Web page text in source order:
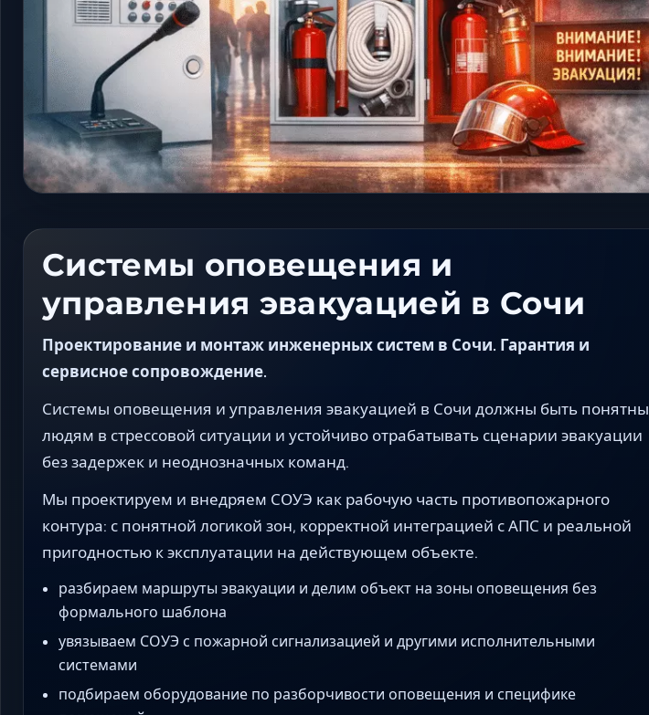
Системы оповещения и
управления эвакуацией в Сочи
Проектирование и монтаж инженерных систем в Сочи. Гарантия и
сервисное сопровождение.
Системы оповещения и управления эвакуацией в Сочи должны быть понятны
людям в стрессовой ситуации и устойчиво отрабатывать сценарии эвакуации
без задержек и неоднозначных команд.
Мы проектируем и внедряем СОУЭ как рабочую часть противопожарного
контура: с понятной логикой зон, корректной интеграцией с АПС и реальной
пригодностью к эксплуатации на действующем объекте.
разбираем маршруты эвакуации и делим объект на зоны оповещения без
формального шаблона
увязываем СОУЭ с пожарной сигнализацией и другими исполнительными
системами
подбираем оборудование по разборчивости оповещения и специфике